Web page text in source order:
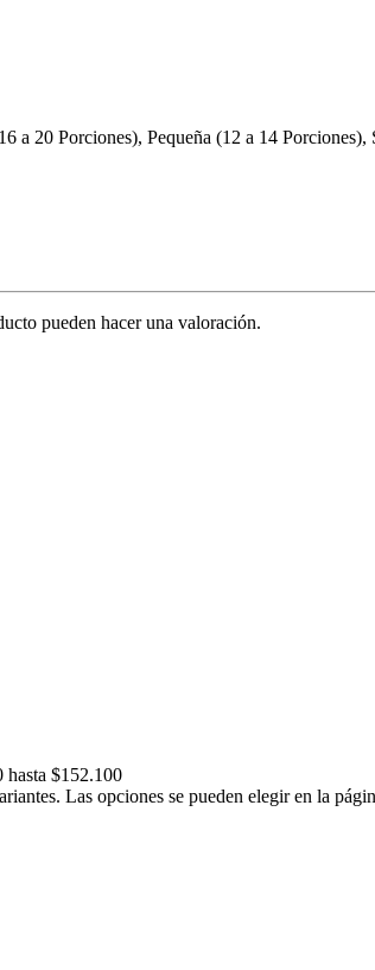
a 20 Porciones), Pequeña (12 a 14 Porciones),
pueden hacer una valoración.
hasta $152.100
Las opciones se pueden elegir en la